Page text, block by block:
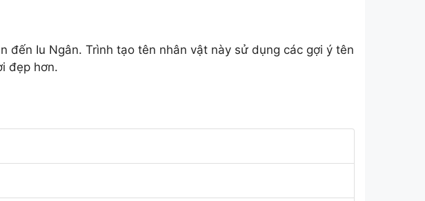
Iu Ngân. Trình tạo tên nhân vật này sử dụng các gợi ý tên
đẹp hơn.